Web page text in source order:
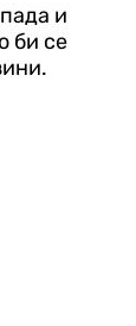
и
би се